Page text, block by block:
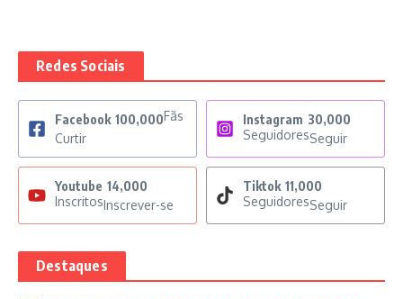
Redes Sociais
Facebook 100,000Fãs
Curtir
Instagram 30,000
SeguidoresSeguir
Youtube 14,000
Inscritos Inscrever-se
Tiktok 11,000
SeguidoresSeguir
Destaques